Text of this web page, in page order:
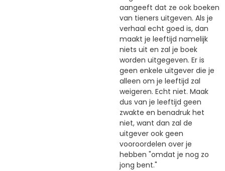
aangeeft dat ze ook boeken
van tieners uitgeven. Als je
verhaal echt goed is, dan
maakt je leeftijd namelijk
niets uit en zal je boek
worden uitgegeven. Er is
geen enkele uitgever die je
alleen om je leeftijd zal
weigeren. Echt niet. Maak
dus van je leeftijd geen
zwakte en benadruk het
niet, want dan zal de
uitgever ook geen
vooroordelen over je
hebben "omdat je nog zo
jong bent."